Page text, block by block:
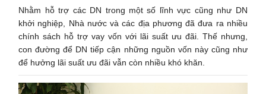
Nhằm hỗ trợ các DN trong một số lĩnh vực cũng như DN
khởi nghiệp, Nhà nước và các địa phương đã đưa ra nhiều
chính sách hỗ trợ vay vốn với lãi suất ưu đãi. Thế nhưng,
con đường để DN tiếp cận những nguồn vốn này cũng như
để hưởng lãi suất ưu đãi vẫn còn nhiều khó khăn.